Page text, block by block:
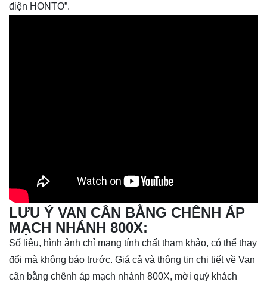
điện HONTO”.
LƯU Ý VAN CÂN BẰNG CHÊNH ÁP
MẠCH NHÁNH 800X:
Số liệu, hình ảnh chỉ mang tính chất tham khảo, có thể thay
đổi mà không báo trước. Giá cả và thông tin chi tiết về Van
cân bằng chênh áp mạch nhánh 800X, mời quý khách